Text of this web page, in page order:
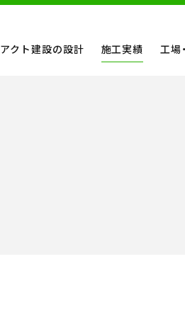
アクト建設の設計 施工実績 工場